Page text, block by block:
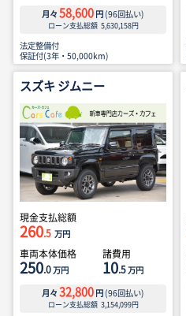
月々 58,600 円 (96回払い)
ローン支払総額 5,630,158円
法定整備付
保証付(3年・50,000km)
スズキ ジムニー
現金支払総額
260.5 万円
車両本体価格
250.0万円
諸費用
10.5万円
月々 32,800 円 (96回払い)
ローン支払総額 3,154,099円